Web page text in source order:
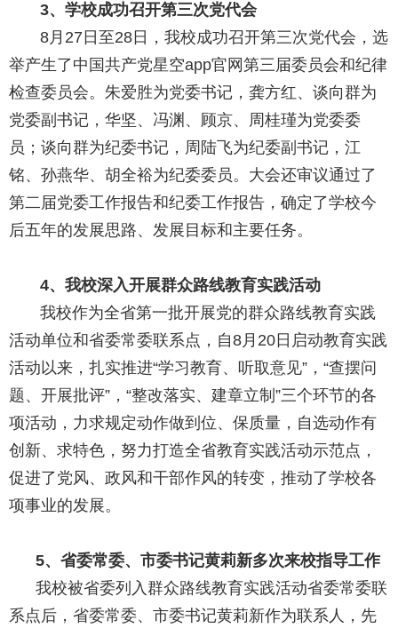
3、学校成功召开第三次党代会
8月 27日 至28日，我校成功召开第三次党代会，选
举产生了中国共产党星空app官网第三届委员会和纪律
检查委员会。朱爱胜为党委书记，龚方红、谈向群为
党委副书记，华坚、冯渊、顾京、周桂瑾为党委委
员；谈向群为纪委书记，周陆飞为纪委副书记，江
铭、孙燕华、胡全裕为纪委委员。大会还审议通过了
第二届党委工作报告和纪委工作报告，确定了学校今
后五年的发展思路、发展目标和主要任务。
4、我校深入开展群众路线教育实践活动
我校作为全省第一批开展党的群众路线教育实践
活动单位和省委常委联系点，自8月20日启动教育实践
活动以来，扎实推进“学习教育、听取意见”，“查摆问
题、开展批评”，“整改落实、建章立制”三个环节的各
项活动，力求规定动作做到位、保质量，自选动作有
创新、求特色，努力打造全省教育实践活动示范点，
促进了党风、政风和干部作风的转变，推动了学校各
项事业的发展。
5、省委常委、市委书记黄莉新多次来校指导工作
我校被省委列入群众路线教育实践活动省委常委联
系点后，省委常委、市委书记黄莉新作为联系人，先